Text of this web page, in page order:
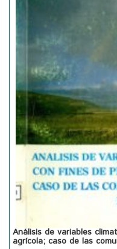
Análisis de variables
agrícola; caso de las